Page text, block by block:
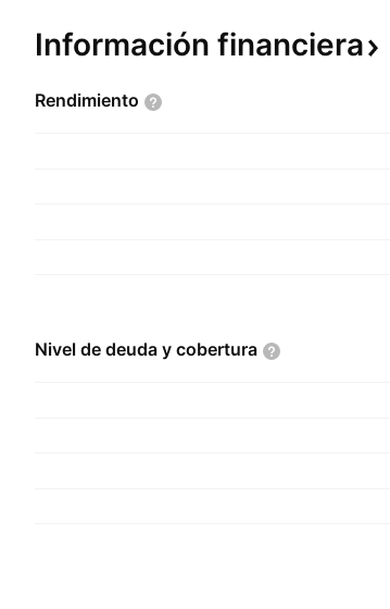
Información financiera
Rendimiento
Nivel de deuda y cobertura